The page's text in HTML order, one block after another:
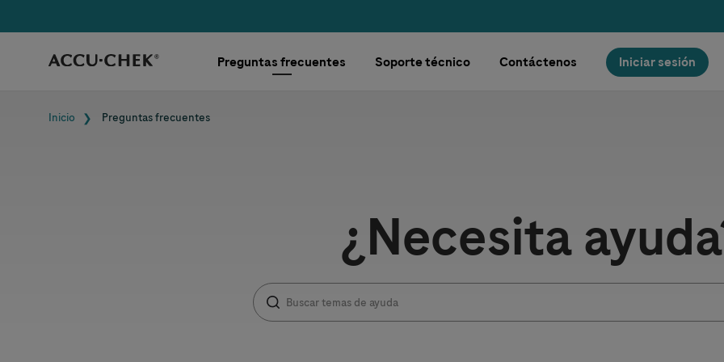
Preguntas frecuentes Soporte técnico Contáctenos Iniciar sesión
Ruta de navegación
Inicio Preguntas frecuentes
¿Necesita